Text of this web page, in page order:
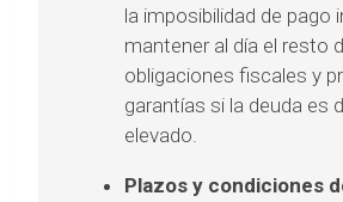
la imposibilidad de pago
mantener al día el resto
obligaciones fiscales y
garantías si la deuda es
elevado.
Plazos y condiciones